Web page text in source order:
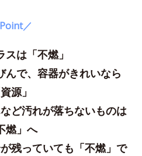
／
スは「不燃」
んで、容器がきれいなら
資源」
ど汚れが落ちないものは
燃」へ
残っていても「不燃」で